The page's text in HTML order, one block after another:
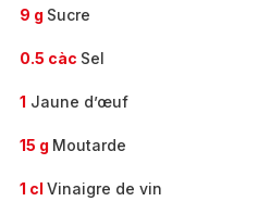
9 g Sucre
0.5 càc Sel
1 Jaune d’œuf
15 g Moutarde
1 cl Vinaigre de vin